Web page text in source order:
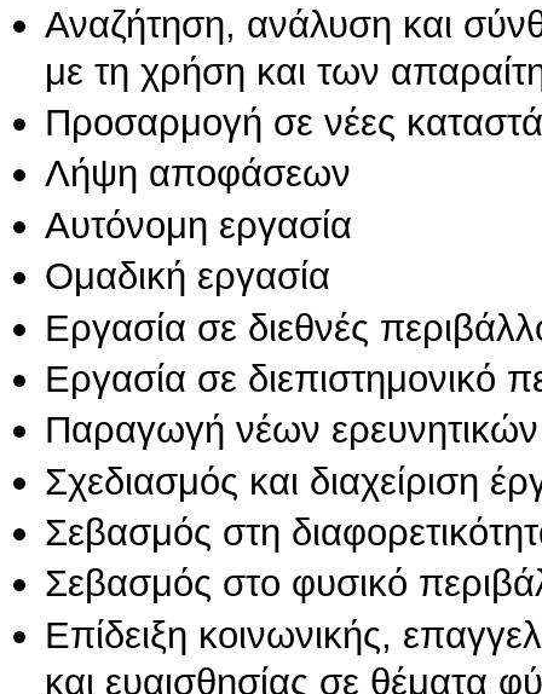
Αναζήτηση, ανάλυση και
με τη χρήση και των
Προσαρμογή σε νέες
Λήψη αποφάσεων
Αυτόνομη εργασία
Ομαδική εργασία
Εργασία σε διεθνές
Εργασία σε διεπιστημονικό
Παραγωγή νέων
Σχεδιασμός και διαχείριση
Σεβασμός στη
Σεβασμός στο φυσικό
Επίδειξη κοινωνικής,
και ευαισθησίας σε θέματα